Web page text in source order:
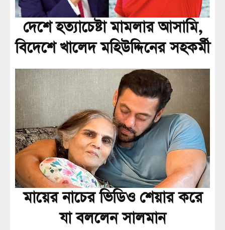
দেশে হত্যাচেষ্টা মামলার আসামি,
বিদেশে খালেদ মহিউদ্দিনের সহকর্মী
মায়ের নাচের ভিডিও শেয়ার করে
যা বললেন সালমান